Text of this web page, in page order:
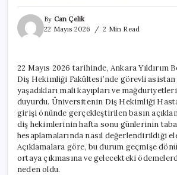
By Can Çelik
22 Mayıs 2026
2 Min Read
22 Mayıs 2026 tarihinde, Ankara Yıldırım
Diş Hekimliği Fakültesi’nde görevli
yaşadıkları mali kayıpları ve
duyurdu. Üniversitenin Diş Hekimliği
girişi önünde gerçekleştirilen basın
diş hekimlerinin hafta sonu günlerinin
hesaplamalarında nasıl değerlendirildiği ele
Açıklamalara göre, bu durum geçmişe
ortaya çıkmasına ve gelecekteki
neden oldu.